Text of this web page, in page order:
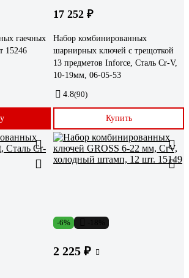
гаечных
15246
17 252 ₽
Набор комбинированных
шарнирных ключей с трещоткой
13 предметов Inforce, Сталь Cr-V,
10-19мм, 06-05-53
4.8(90)
Купить
-6%
2 225 ₽